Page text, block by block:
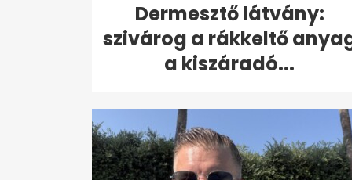
Dermesztő látvány:
szivárog a rákkeltő
a kiszáradó...